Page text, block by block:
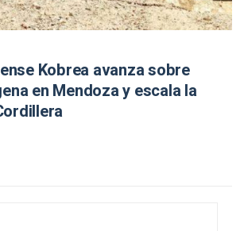
Kobrea avanza sobre
en Mendoza y escala la